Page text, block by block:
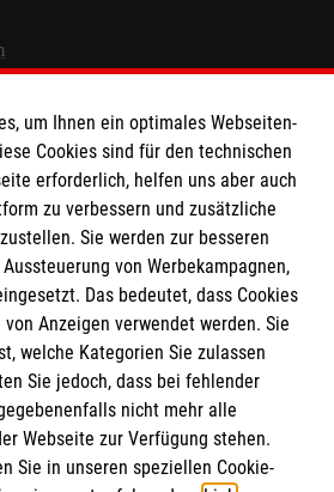
Hilfsdienst e.V.
1201 2000 12
abonnieren
um Ihnen ein optimales Webseiten-
Cookies sind für den technischen
erforderlich, helfen uns aber auch
zu verbessern und zusätzliche
Sie werden zur besseren
von Werbekampagnen,
Das bedeutet, dass Cookies
Anzeigen verwendet werden. Sie
welche Kategorien Sie zulassen
Sie jedoch, dass bei fehlender
nicht mehr alle
Webseite zur Verfügung stehen.
Sie in unseren speziellen Cookie-